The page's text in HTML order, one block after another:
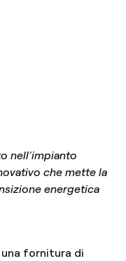
nell’impianto
che mette la
energetica
fornitura di